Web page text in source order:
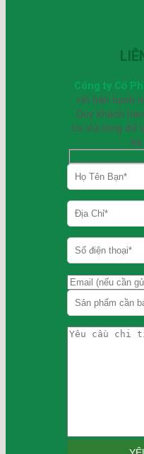
Công ty Cổ
rất hân hạnh
Quý khách
tôi.Vui lòng để